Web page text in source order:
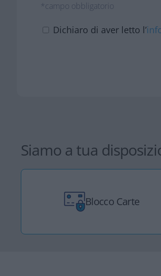
*campo obbligatorio
Dichiaro di aver letto l’
Siamo a tua
Blocco Carte